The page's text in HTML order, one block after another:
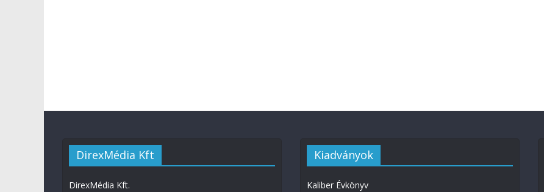
DirexMédia Kft
DirexMédia Kft.
Kiadványok
Kaliber Évkönyv